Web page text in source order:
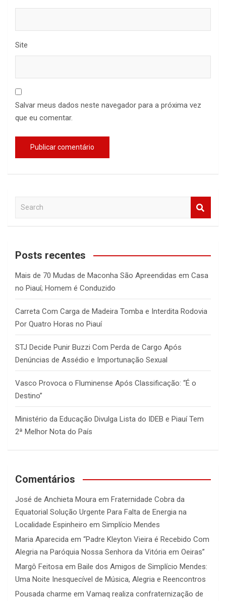
Site
Salvar meus dados neste navegador para a próxima vez
que eu comentar.
a
c
Posts recentes
Mais de 70 Mudas de Maconha São Apreendidas em Casa
no Piauí; Homem é Conduzido
Carreta Com Carga de Madeira Tomba e Interdita Rodovia
Por Quatro Horas no Piauí
STJ Decide Punir Buzzi Com Perda de Cargo Após
Denúncias de Assédio e Importunação Sexual
Vasco Provoca o Fluminense Após Classificação: “É o
Destino”
Ministério da Educação Divulga Lista do IDEB e Piauí Tem
2ª Melhor Nota do País
Comentários
José de Anchieta Moura em Fraternidade Cobra da
Equatorial Solução Urgente Para Falta de Energia na
Localidade Espinheiro em Simplício Mendes
Maria Aparecida em “Padre Kleyton Vieira é Recebido Com
Alegria na Paróquia Nossa Senhora da Vitória em Oeiras”
Margô Feitosa em Baile dos Amigos de Simplício Mendes:
Uma Noite Inesquecível de Música, Alegria e Reencontros
Pousada charme em Vamaq realiza confraternização de